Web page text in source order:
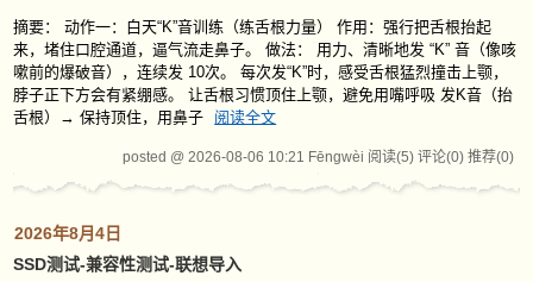
摘要： 动作一：白天“K”音训练（练舌根力量） 作用：强行把舌根抬起
来，堵住口腔通道，逼气流走鼻子。 做法： 用力、清晰地发 “K” 音（像咳
嗽前的爆破音），连续发 10次。 每次发“K”时，感受舌根猛烈撞击上颚，
脖子正下方会有紧绷感。 让舌根习惯顶住上颚，避免用嘴呼吸 发K音（抬
舌根）→ 保持顶住，用鼻子
阅读全文
posted @ 2026-08-06 10:21 Fēngwèi 阅读(5) 评论(0) 推荐(0)
2026年8月4日
SSD测试-兼容性测试-联想导入